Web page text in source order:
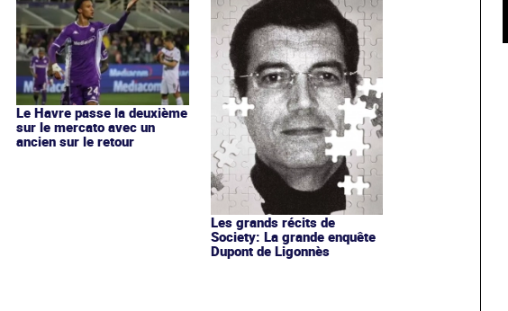
Le Havre passe la deuxième
sur le mercato avec un
ancien sur le retour
Les grands récits de
Society: La grande enquête
Dupont de Ligonnès